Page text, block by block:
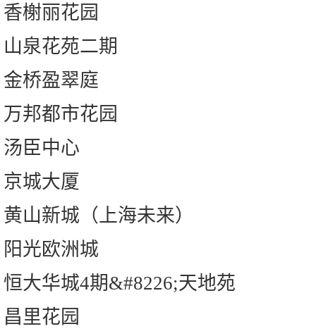
香榭丽花园
山泉花苑二期
金桥盈翠庭
万邦都市花园
汤臣中心
京城大厦
黄山新城（上海未来）
阳光欧洲城
恒大华城4期&#8226;天地苑
昌里花园